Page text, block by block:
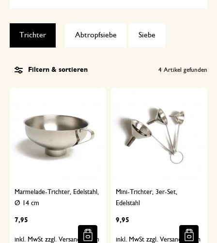
Abtropfsiebe Siebe
Trichter
Filtern & sortieren 4 Artikel gefunden
Marmelade-Trichter, Edelstahl,
Ø 14 cm
7,95
inkl. MwSt zzgl. Versandkosten
Mini-Trichter, 3er-Set,
Edelstahl
9,95
inkl. MwSt zzgl. Versandkosten